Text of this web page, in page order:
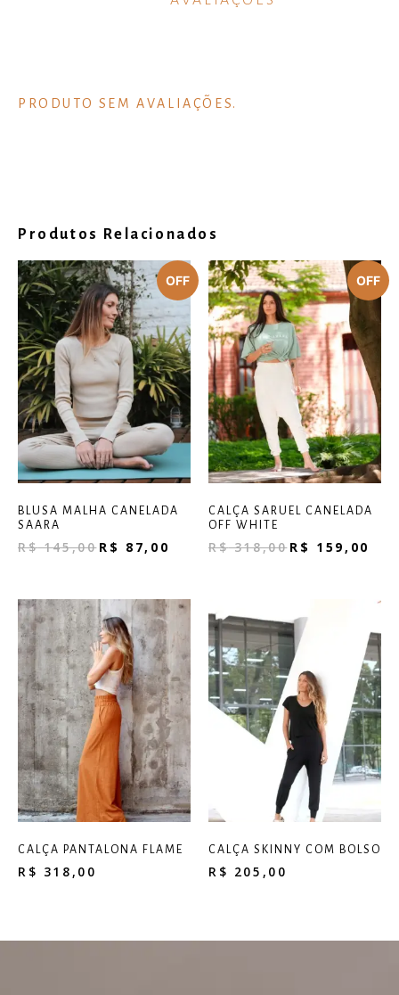
Produtos Relacionados
BLUSA MALHA CANELADA
SAARA
R$145,00R$ 87,00
CALÇA SARUEL CANELADA
OFF WHITE
R$318,00R$ 159,00
CALÇA PANTALONA FLAME
R$ 318,00
CALÇA SKINNY COM BOLSO
R$ 205,00